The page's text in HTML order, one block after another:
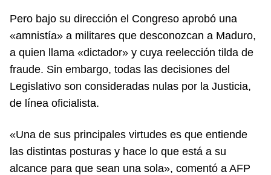
Pero bajo su dirección el Congreso aprobó una
«amnistía» a militares que desconozcan a Maduro,
a quien llama «dictador» y cuya reelección tilda de
fraude. Sin embargo, todas las decisiones del
Legislativo son consideradas nulas por la Justicia,
de línea oficialista.
«Una de sus principales virtudes es que entiende
las distintas posturas y hace lo que está a su
alcance para que sean una sola», comentó a AFP